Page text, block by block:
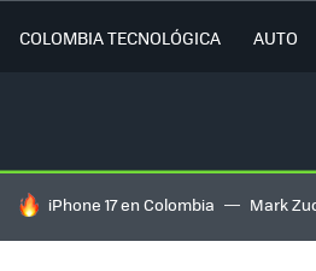
COLOMBIA TECNOLÓGICA AUTO
HOY SE HABLA DE
iPhone 17 en Colombia Mark